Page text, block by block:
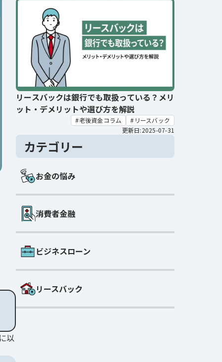
以
リースバックは銀行でも取扱っている？メリ
ット・デメリットや選び方を解説
老後資金コラム
リースバック
更新日:2025-07-31
カテゴリー
お金の悩み
消費者金融
ビジネスローン
リースバック